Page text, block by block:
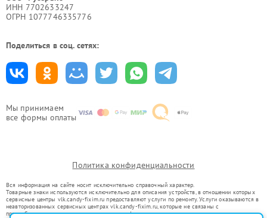
Мы принимаем
все формы оплаты
ИНН 7702633247
ОГРН 1077746335776
Поделиться в соц. сетях:
Политика конфиденциальности
Вся информация на сайте носит исключительно справочный характер.
Товарные знаки используются исключительно для описания устройств, в отношении которых
сервисные центры vlk.candy-fixim.ru предоставляют услуги по ремонту. Услуги оказываются в
неавторизованных сервисных центрах vlk.candy-fixim.ru, которые не связаны с
правообладателями товарных знаков или их официальными представителями.